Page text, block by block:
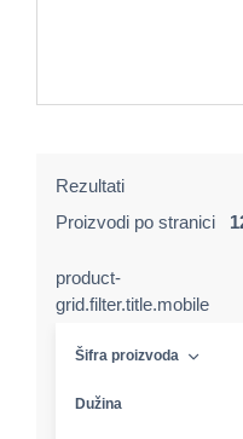
Rezultati
Proizvodi po stranici
product-
grid.filter.title.mobile
Šifra proizvoda
Dužina